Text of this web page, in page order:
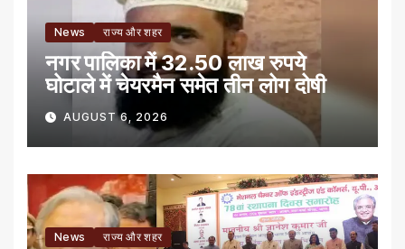
News राज्य और शहर
नगर पालिका में 32.50 लाख रुपये
घोटाले में चेयरमैन समेत तीन लोग दोषी
AUGUST 6, 2026
News राज्य और शहर